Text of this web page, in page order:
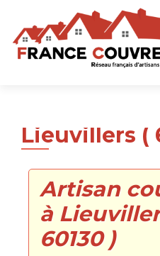
Lieuvillers (
Artisan
à
60130 )